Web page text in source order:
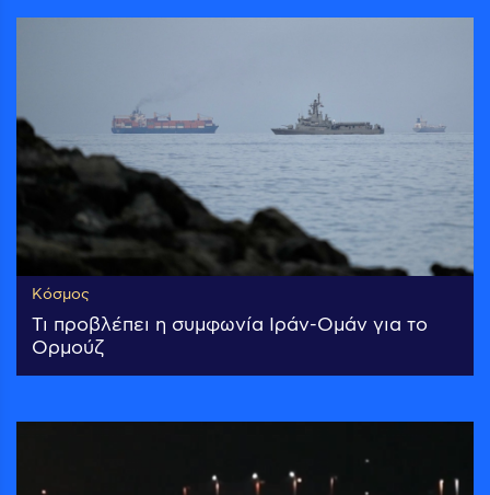
Κόσμος
Τι προβλέπει η συμφωνία Ιράν-Ομάν για το
Ορμούζ